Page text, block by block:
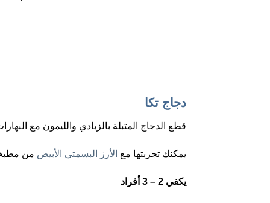
دجاج تكا
قطع الدجاج المتبلة بالزبادي والليمون مع
يمكنك تجربتها مع الأرز البسمتي الأبيض من
يكفي 2 – 3 أفراد